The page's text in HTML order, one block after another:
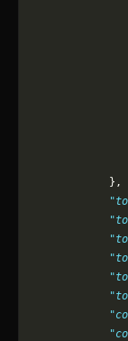
            },